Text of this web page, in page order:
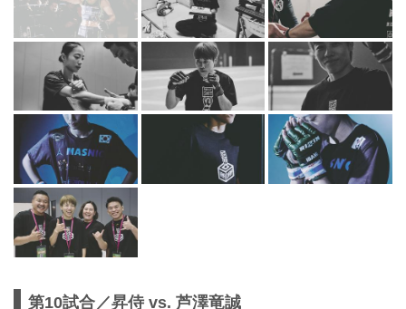
第10試合／昇侍 vs. 芦澤竜誠